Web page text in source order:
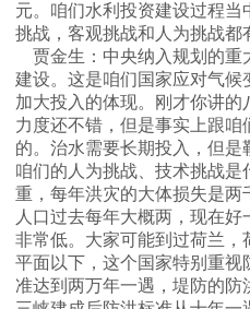
咨
询
奖
励
推
元。咱们水利投资建设过程
挑战，客观挑战和人为挑战都
贾金生：中央纳入规划的重
建设。这是咱们国家应对气
加大投入的体现。刚才你讲的
力度还不错，但是事实上跟咱
的。治水需要长期投入，但是
咱们的人为挑战、技术挑战
重，每年洪灾的大体损失是两
人口过去每年大概两，现在
非常低。大家可能到过荷兰
平面以下，这个国家特别重
准达到两万年一遇，堤防的